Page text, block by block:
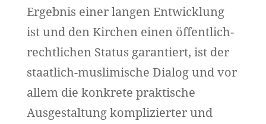
Ergebnis einer langen Entwicklung
ist und den Kirchen einen öffentlich-
rechtlichen Status garantiert, ist der
staatlich-muslimische Dialog und vor
allem die konkrete praktische
Ausgestaltung komplizierter und